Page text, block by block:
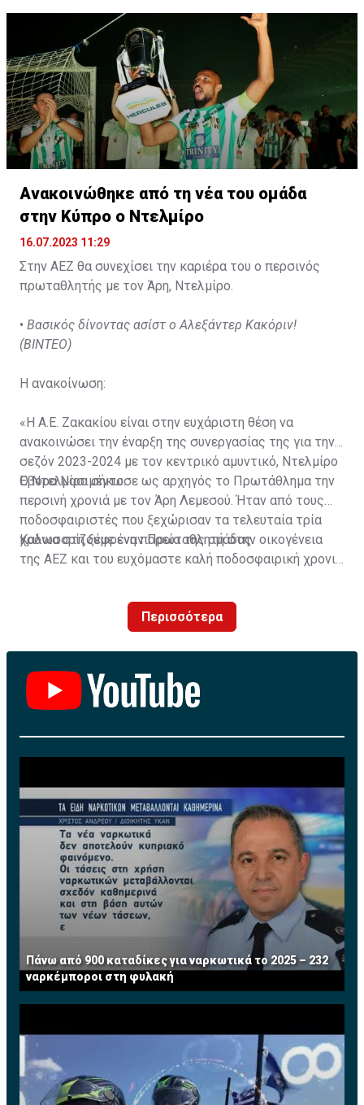
2026.
Ανακοινώθηκε από τη νέα του ομάδα
στην Κύπρο ο Ντελμίρο
16.07.2023 11:29
Στην ΑΕΖ θα συνεχίσει την καριέρα του ο περσινός
πρωταθλητής με τον Άρη, Ντελμίρο.
• Βασικός δίνοντας ασίστ ο Αλεξάντερ Κακόριν!
(ΒΙΝΤΕΟ)
Η ανακοίνωση:
«Η Α.Ε. Ζακακίου είναι στην ευχάριστη θέση να
ανακοινώσει την έναρξη της συνεργασίας της για την
σεζόν 2023-2024 με τον κεντρικό αμυντικό, Ντελμίρο
Έβορα Νασιμέντο.
Ο Ντελμίρο σήκωσε ως αρχηγός το Πρωτάθλημα την
περσινή χρονιά με τον Άρη Λεμεσού. Ήταν από τους
ποδοσφαιριστές που ξεχώρισαν τα τελευταία τρία
χρόνια στη ξέφρενη πορεία της ομάδας.
Καλωσορίζουμε έναν Πρωταθλητή στην οικογένεια
της ΑΕΖ και του ευχόμαστε καλή ποδοσφαιρική χρονιά
Περισσότερα
Πάνω από 900 καταδίκες για ναρκωτικά το 2025 – 232
ναρκέμποροι στη φυλακή